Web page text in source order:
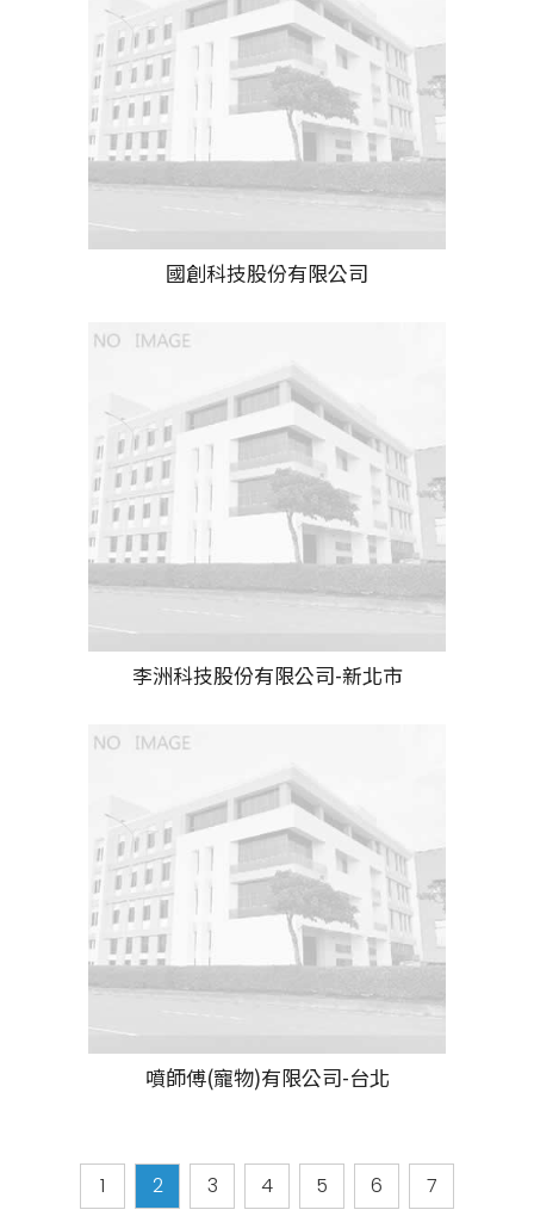
國創科技股份有限公司
李洲科技股份有限公司-新北市
噴師傅(寵物)有限公司-台北
1 2 3 4 5 6 7